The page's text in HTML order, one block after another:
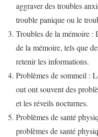
aggraver des troubles
trouble panique ou le
Troubles de la mémoire :
de la mémoire, tels que
retenir les informations.
Problèmes de sommeil :
out ont souvent des
et les réveils nocturnes.
Problèmes de santé
problèmes de santé